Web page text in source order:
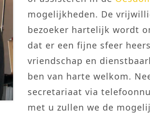
mogelijkheden. De
bezoeker hartelijk wordt
dat er een fijne sfeer
vriendschap en
ben van harte welkom.
secretariaat via
met u zullen we de